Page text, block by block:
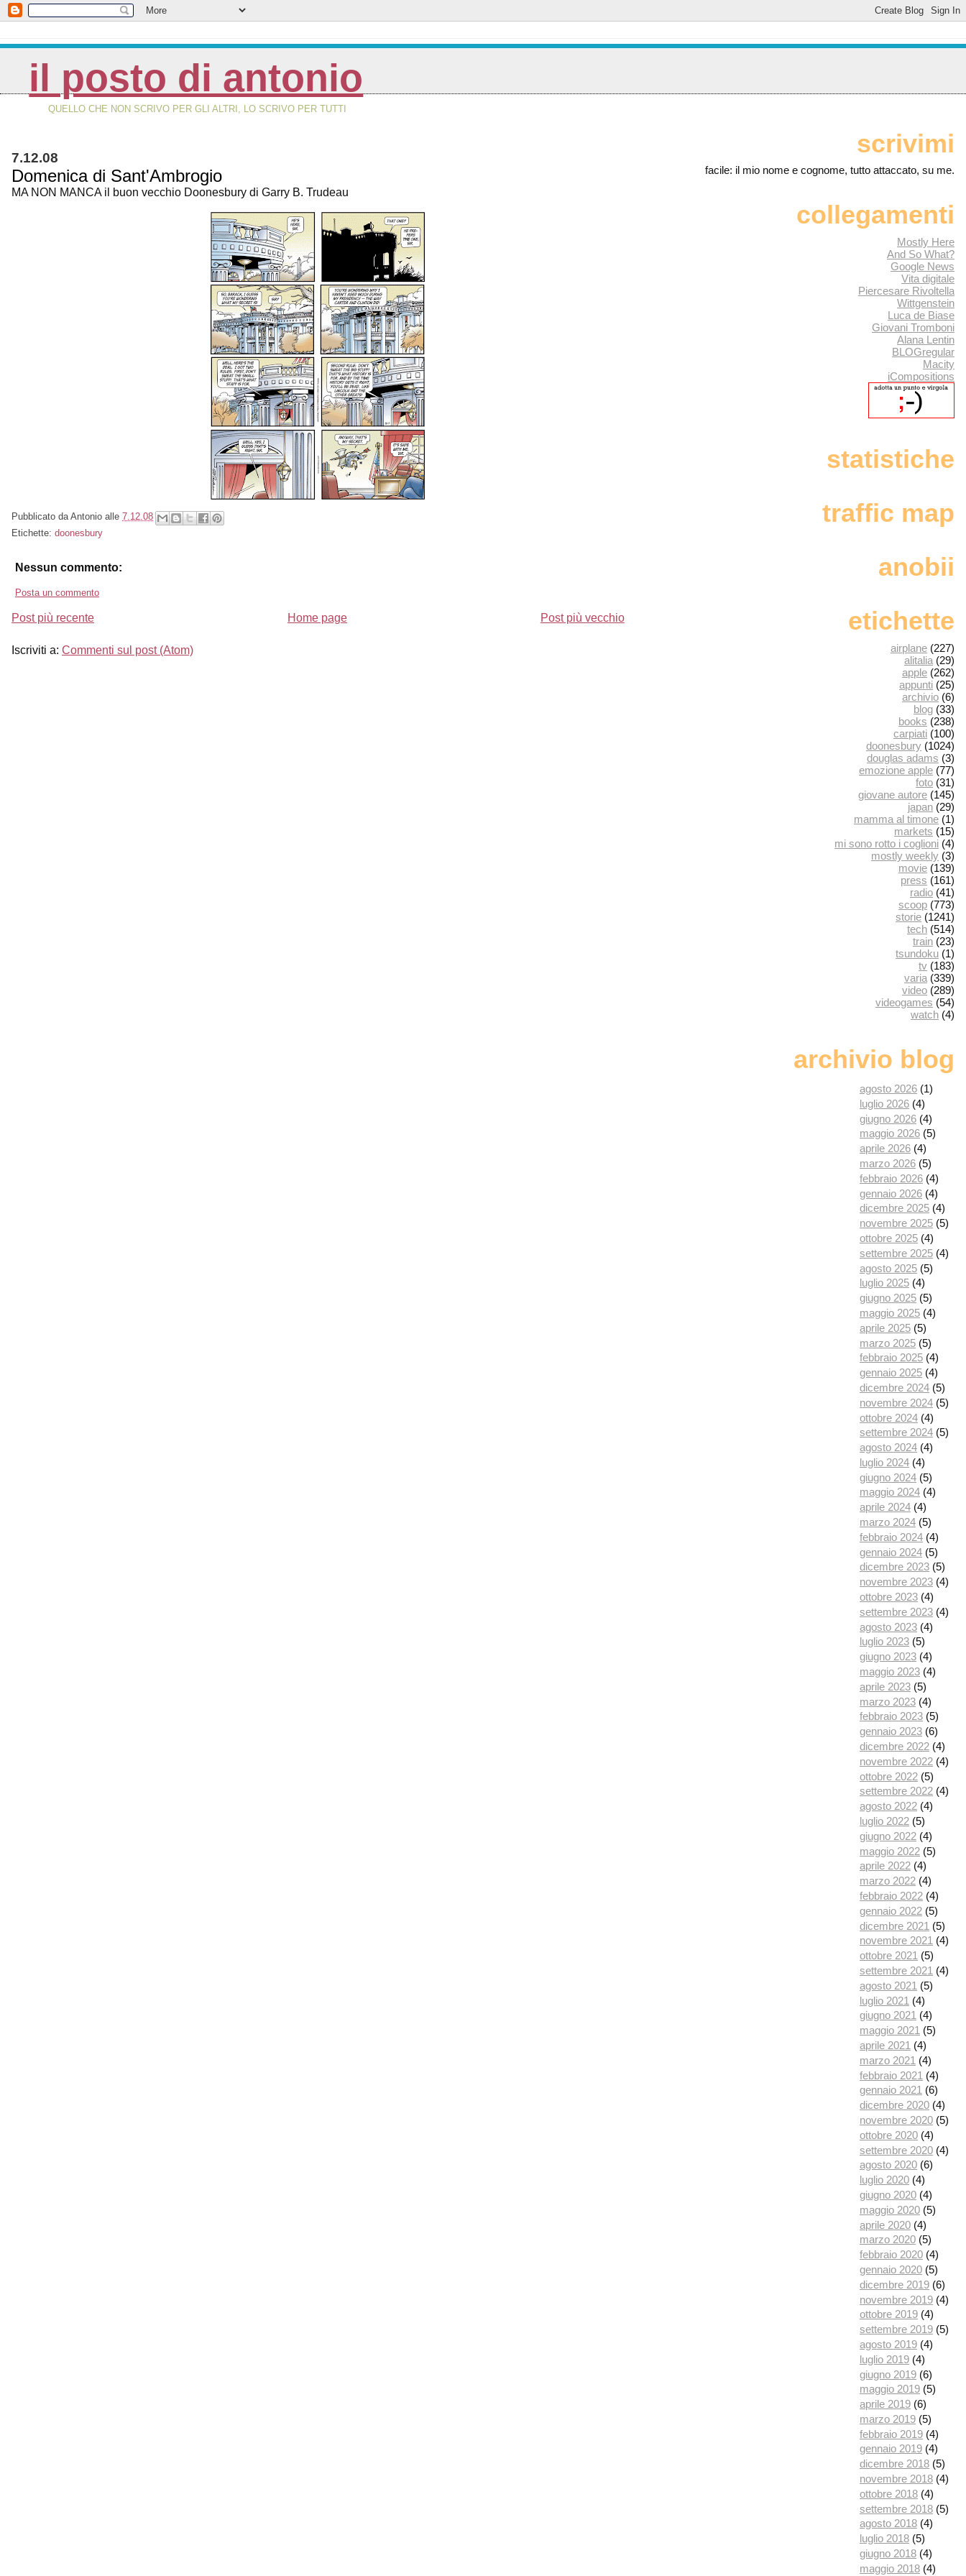
il posto di antonio
QUELLO CHE NON SCRIVO PER GLI ALTRI, LO SCRIVO PER TUTTI
7.12.08
Domenica di Sant'Ambrogio
MA NON MANCA il buon vecchio Doonesbury di Garry B. Trudeau
Pubblicato da Antonio alle 7.12.08
Etichette: doonesbury
Nessun commento:
Posta un commento
Post più recente Post più vecchio
Home page
Iscriviti a: Commenti sul post (Atom)
scrivimi
facile: il mio nome e cognome, tutto attaccato, su me.
collegamenti
Mostly Here
And So What?
Google News
Vita digitale
Piercesare Rivoltella
Wittgenstein
Luca de Biase
Giovani Tromboni
Alana Lentin
BLOGregular
Macity
iCompositions
statistiche
traffic map
anobii
etichette
airplane (227)
alitalia (29)
apple (262)
appunti (25)
archivio (6)
blog (33)
books (238)
carpiati (100)
doonesbury (1024)
douglas adams (3)
emozione apple (77)
foto (31)
giovane autore (145)
japan (29)
mamma al timone (1)
markets (15)
mi sono rotto i coglioni (4)
mostly weekly (3)
movie (139)
press (161)
radio (41)
scoop (773)
storie (1241)
tech (514)
train (23)
tsundoku (1)
tv (183)
varia (339)
video (289)
videogames (54)
watch (4)
archivio blog
agosto 2026 (1)
luglio 2026 (4)
giugno 2026 (4)
maggio 2026 (5)
aprile 2026 (4)
marzo 2026 (5)
febbraio 2026 (4)
gennaio 2026 (4)
dicembre 2025 (4)
novembre 2025 (5)
ottobre 2025 (4)
settembre 2025 (4)
agosto 2025 (5)
luglio 2025 (4)
giugno 2025 (5)
maggio 2025 (4)
aprile 2025 (5)
marzo 2025 (5)
febbraio 2025 (4)
gennaio 2025 (4)
dicembre 2024 (5)
novembre 2024 (5)
ottobre 2024 (4)
settembre 2024 (5)
agosto 2024 (4)
luglio 2024 (4)
giugno 2024 (5)
maggio 2024 (4)
aprile 2024 (4)
marzo 2024 (5)
febbraio 2024 (4)
gennaio 2024 (5)
dicembre 2023 (5)
novembre 2023 (4)
ottobre 2023 (4)
settembre 2023 (4)
agosto 2023 (4)
luglio 2023 (5)
giugno 2023 (4)
maggio 2023 (4)
aprile 2023 (5)
marzo 2023 (4)
febbraio 2023 (5)
gennaio 2023 (6)
dicembre 2022 (4)
novembre 2022 (4)
ottobre 2022 (5)
settembre 2022 (4)
agosto 2022 (4)
luglio 2022 (5)
giugno 2022 (4)
maggio 2022 (5)
aprile 2022 (4)
marzo 2022 (4)
febbraio 2022 (4)
gennaio 2022 (5)
dicembre 2021 (5)
novembre 2021 (4)
ottobre 2021 (5)
settembre 2021 (4)
agosto 2021 (5)
luglio 2021 (4)
giugno 2021 (4)
maggio 2021 (5)
aprile 2021 (4)
marzo 2021 (4)
febbraio 2021 (4)
gennaio 2021 (6)
dicembre 2020 (4)
novembre 2020 (5)
ottobre 2020 (4)
settembre 2020 (4)
agosto 2020 (6)
luglio 2020 (4)
giugno 2020 (4)
maggio 2020 (5)
aprile 2020 (4)
marzo 2020 (5)
febbraio 2020 (4)
gennaio 2020 (5)
dicembre 2019 (6)
novembre 2019 (4)
ottobre 2019 (4)
settembre 2019 (5)
agosto 2019 (4)
luglio 2019 (4)
giugno 2019 (6)
maggio 2019 (5)
aprile 2019 (6)
marzo 2019 (5)
febbraio 2019 (4)
gennaio 2019 (4)
dicembre 2018 (5)
novembre 2018 (4)
ottobre 2018 (4)
settembre 2018 (5)
agosto 2018 (4)
luglio 2018 (5)
giugno 2018 (4)
maggio 2018 (4)